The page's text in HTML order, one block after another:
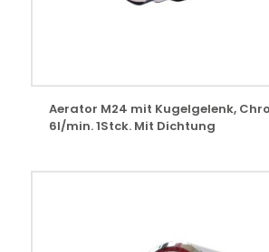
Aerator M24 mit Kugelgelenk,
6l/min. 1Stck. Mit Dichtung